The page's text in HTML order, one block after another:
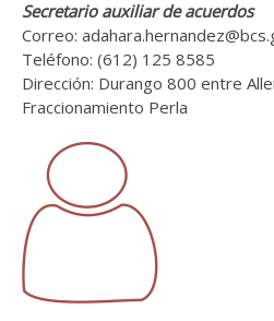
Secretario auxiliar de acuerdos
Correo:
Teléfono: (612) 125 8585
Dirección: Durango 800 entre
Fraccionamiento Perla